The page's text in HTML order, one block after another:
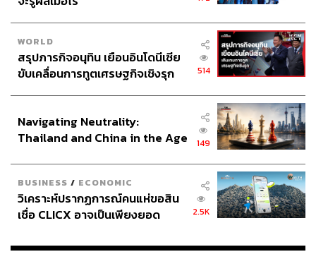
WORLD
สรุปภารกิจอนุทิน เยือนอินโดนีเซีย
ขับเคลื่อนการทูตเศรษฐกิจเชิงรุก
514
Navigating Neutrality:
Thailand and China in the Age
149
BUSINESS / ECONOMIC
วิเคราะห์ปรากฏการณ์คนแห่ขอสิน
เชื่อ CLICX อาจเป็นเพียงยอด
เรือนไทยที่ถูกซุกไว้
2.5K